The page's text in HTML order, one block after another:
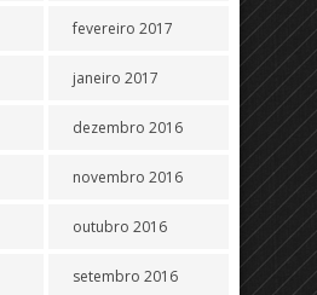
fevereiro 2017
janeiro 2017
dezembro 2016
novembro 2016
outubro 2016
setembro 2016